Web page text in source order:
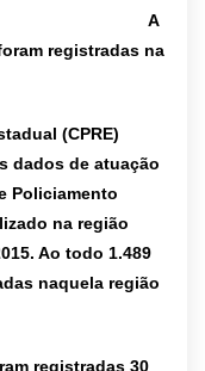
A
registradas na
(CPRE)
dados de atuação
Policiamento
na região
Ao todo 1.489
naquela região
registradas 30